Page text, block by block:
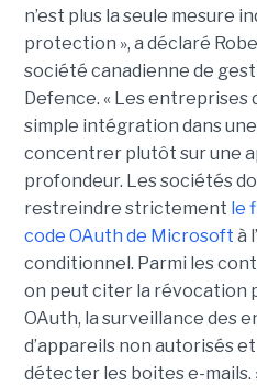
n’est plus la seule mesure
protection », a déclaré
société canadienne de
Defence. « Les entreprises
simple intégration dans
concentrer plutôt sur une
profondeur. Les sociétés
restreindre strictement le
code OAuth de Microsoft à
conditionnel. Parmi les
on peut citer la révocation
OAuth, la surveillance des
d’appareils non autorisés
détecter les boites e-mails.